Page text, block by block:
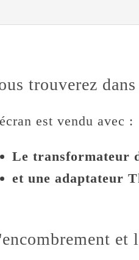
trouverez
est vendu avec :
Le transformateur
et une adaptateur
et